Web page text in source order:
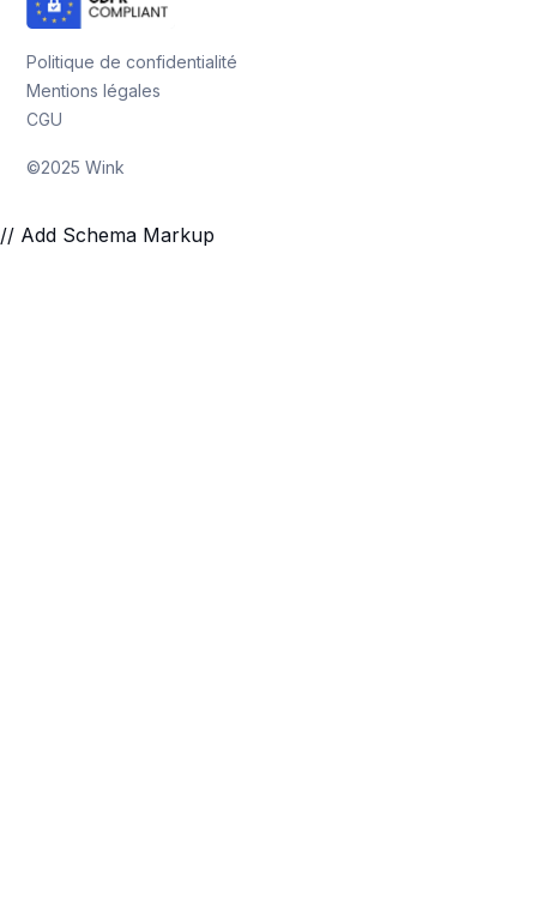
©2025 Wink
Politique de confidentialité
Mentions légales
CGU
// Add Schema Markup